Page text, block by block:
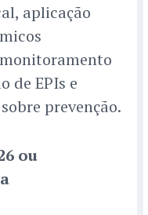
aplicação
de EPIs e
prevenção.
ou